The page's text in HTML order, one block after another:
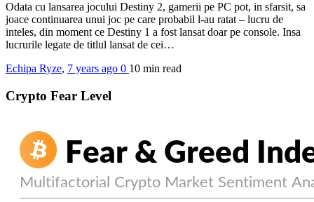
Odata cu lansarea jocului Destiny 2, gamerii pe PC pot, in sfarsit, sa
joace continuarea unui joc pe care probabil l-au ratat – lucru de
inteles, din moment ce Destiny 1 a fost lansat doar pe console. Insa
lucrurile legate de titlul lansat de cei…
Echipa Ryze, 7 years ago 0 10 min read
Crypto Fear Level